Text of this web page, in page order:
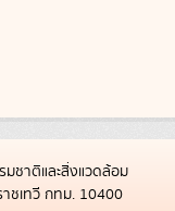
ชาติและสิ่งแวดล้อม
ชเทวี กทม. 10400